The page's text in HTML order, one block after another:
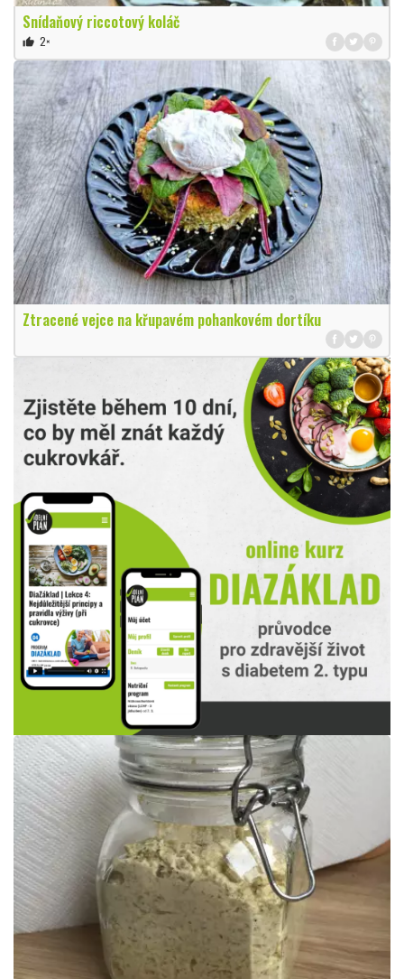
Snídaňový riccotový koláč
thumb_up 2×
Ztracené vejce na křupavém pohankovém dortíku